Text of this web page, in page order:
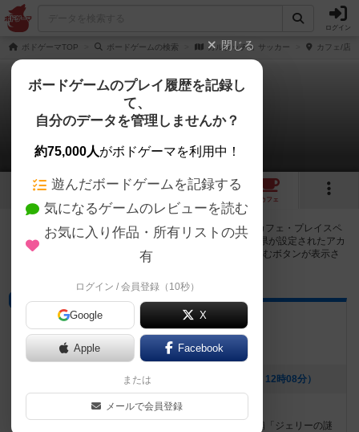
ログイン
ボドゲーマTOP ボードゲームの検索 カルタッチョ サッカー カフェ/店
カルタッチョ サッカー
1店のカフェ/スペースが提供中
1
カフェ
カルタッチョ サッカーで遊ぶことができるボードゲームカフェ・プレイスペ
ースが1店登録されています。公開プロフィールの都道府県が設定されたアカ
ウントでログインすると、同じ都道府県内の店舗に絞り込むボタンが表示さ
ボードゲームカフェ
ジェリーの謎解きルーム
静岡県静岡市駿河区馬渕2丁目2−10
[NEW] ジェリーのクイズパーティー（2024年04月16日 12時08分）
遊べるボードゲーム
368個
謎解きを気軽に楽しんでもらうための常設型謎解き店舗「ジェリーの謎
閉じる
ボードゲームのプレイ履歴を記録し
て、
自分のデータを管理しませんか？
約75,000人がボドゲーマを利用中！
遊んだボードゲームを記録する
気になるゲームのレビューを読む
お気に入り作品・所有リストの共
有
ログイン / 会員登録（10秒）
Google X
Apple Facebook
または
メールで会員登録